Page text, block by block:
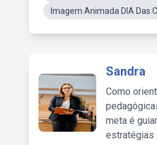
Imagem Animada DIA Das
Sandra
Como
meta é
estratégias